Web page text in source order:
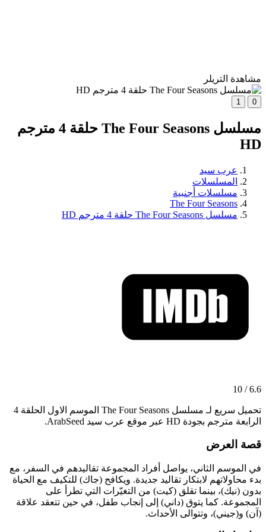
مشاهدة التريلر
0
1
مسلسل The Four Seasons حلقة 4 مترجم
HD
عرب سيد
المسلسلات
مسلسلات أجنبية
The Four Seasons
مسلسل The Four Seasons حلقة 4 مترجم HD
6.6 / 10
تحميل سريع لـ مسلسل The Four Seasons الموسم الاول الحلقة 4
الرابعة مترجم بجودة HD عبر موقع عرب سيد ArabSeed.
قصة العرض
في الموسم الثاني، يواصل أفراد المجموعة تقاليدهم في السفر، مع
بدء محاولاتهم لابتكار تقاليد جديدة. ويكافح (جاك) للتكيف مع الحياة
بدون (نيك)، بينما تقلق (كيت) من التغيّرات التي تطرأ على
المجموعة. كما يتوق (داني) إلى إنجاب طفل، في حين تتعقد علاقة
(آن) و(جيني)، وتتوالى الأحداث.